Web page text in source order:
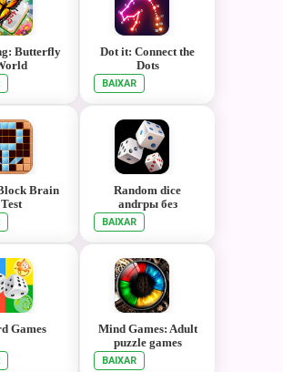
Butterfly
Dot it: Connect the
Dots
BAIXAR
Brain
Test
Random dice
andгры без
andнтернета
BAIXAR
Games
Mind Games: Adult
puzzle games
BAIXAR